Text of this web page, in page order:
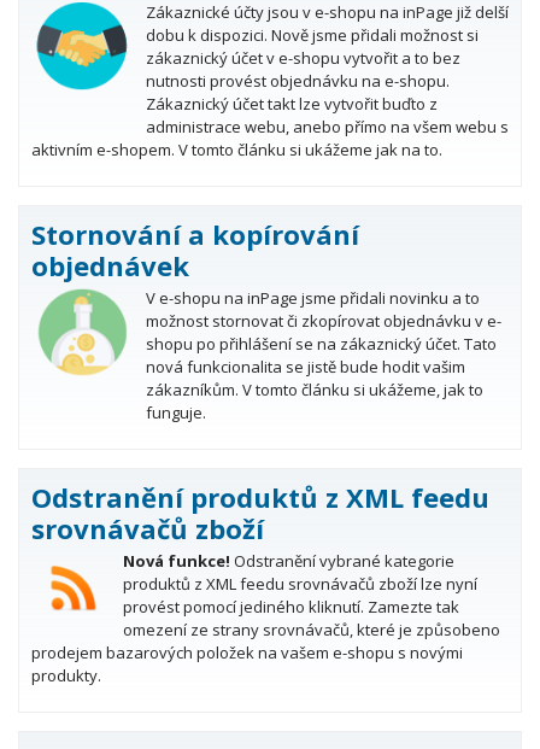
Zákaznické účty jsou v e-shopu na inPage již delší
dobu k dispozici. Nově jsme přidali možnost si
zákaznický účet v e-shopu vytvořit a to bez
nutnosti provést objednávku na e-shopu.
Zákaznický účet takt lze vytvořit buďto z
administrace webu, anebo přímo na všem webu s
aktivním e-shopem. V tomto článku si ukážeme jak na to.
Stornování a kopírování
objednávek
V e-shopu na inPage jsme přidali novinku a to
možnost stornovat či zkopírovat objednávku v e-
shopu po přihlášení se na zákaznický účet. Tato
nová funkcionalita se jistě bude hodit vašim
zákazníkům. V tomto článku si ukážeme, jak to
funguje.
Odstranění produktů z XML feedu
srovnávačů zboží
Nová funkce! Odstranění vybrané kategorie
produktů z XML feedu srovnávačů zboží lze nyní
provést pomocí jediného kliknutí. Zamezte tak
omezení ze strany srovnávačů, které je způsobeno
prodejem bazarových položek na vašem e-shopu s novými
produkty.